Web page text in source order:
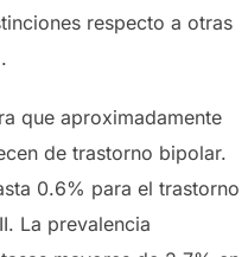
respecto a otras
que aproximadamente
de trastorno bipolar.
0.6% para el trastorno
La prevalencia